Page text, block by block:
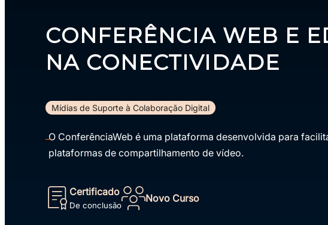
CONFERÊNCIA WEB E
NA CONECTIVIDADE
Mídias de Suporte à Colaboração Digital
O ConferênciaWeb é uma plataforma desenvolvida para
plataformas de compartilhamento de vídeo.
Certificado
De conclusão
Novo Curso